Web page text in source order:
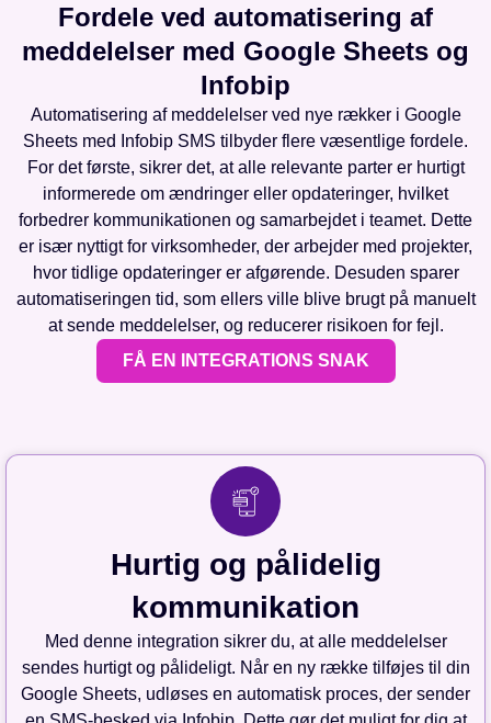
Fordele ved automatisering af
meddelelser med Google Sheets og
Infobip
Automatisering af meddelelser ved nye rækker i Google
Sheets med Infobip SMS tilbyder flere væsentlige fordele.
For det første, sikrer det, at alle relevante parter er hurtigt
informerede om ændringer eller opdateringer, hvilket
forbedrer kommunikationen og samarbejdet i teamet. Dette
er især nyttigt for virksomheder, der arbejder med projekter,
hvor tidlige opdateringer er afgørende. Desuden sparer
automatiseringen tid, som ellers ville blive brugt på manuelt
at sende meddelelser, og reducerer risikoen for fejl.
FÅ EN INTEGRATIONS SNAK
Hurtig og pålidelig
kommunikation
Med denne integration sikrer du, at alle meddelelser
sendes hurtigt og pålideligt. Når en ny række tilføjes til din
Google Sheets, udløses en automatisk proces, der sender